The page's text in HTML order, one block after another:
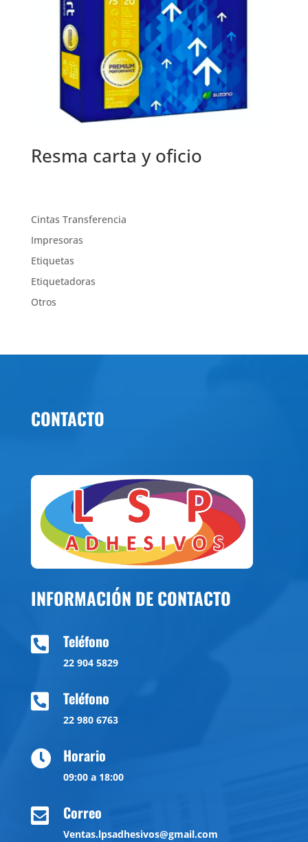
Resma carta y oficio
Cintas Transferencia
Impresoras
Etiquetas
Etiquetadoras
Otros
CONTACTO
INFORMACIÓN DE CONTACTO
 Teléfono
22 904 5829
 Teléfono
22 980 6763
 Horario
09:00 a 18:00
 Correo
Ventas.lpsadhesivos@gmail.com